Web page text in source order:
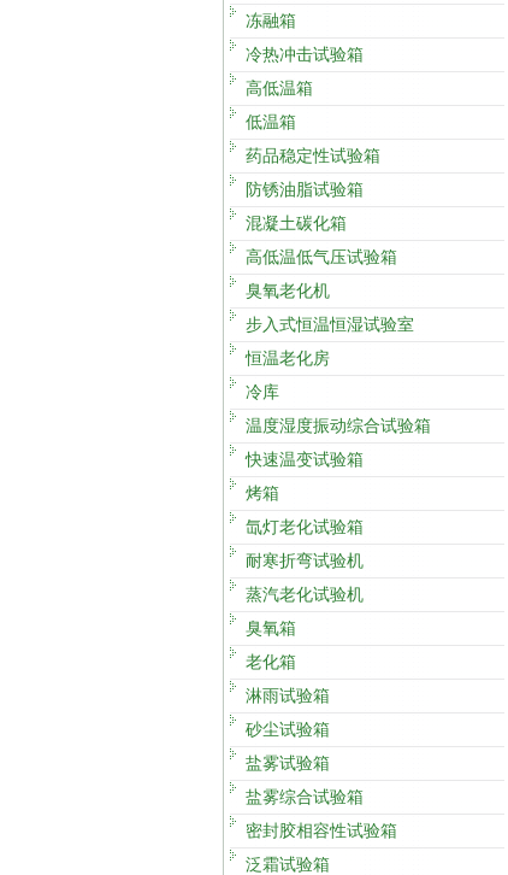
冻融箱
冷热冲击试验箱
高低温箱
低温箱
药品稳定性试验箱
防锈油脂试验箱
混凝土碳化箱
高低温低气压试验箱
臭氧老化机
步入式恒温恒湿试验室
恒温老化房
冷库
温度湿度振动综合试验箱
快速温变试验箱
烤箱
氙灯老化试验箱
耐寒折弯试验机
蒸汽老化试验机
臭氧箱
老化箱
淋雨试验箱
砂尘试验箱
盐雾试验箱
盐雾综合试验箱
密封胶相容性试验箱
泛霜试验箱